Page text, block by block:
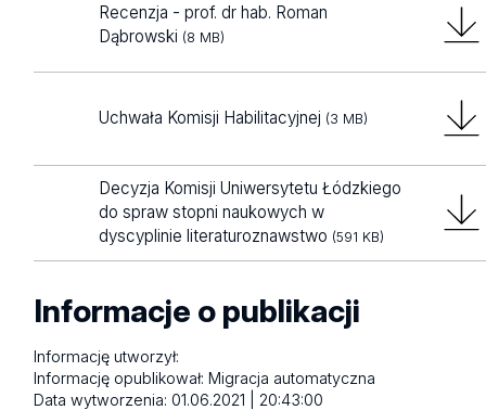
Recenzja - prof. dr hab. Roman
Dąbrowski (8 MB)
Uchwała Komisji Habilitacyjnej (3 MB)
Decyzja Komisji Uniwersytetu Łódzkiego
do spraw stopni naukowych w
dyscyplinie literaturoznawstwo (591 KB)
Informacje o publikacji
Informację utworzył:
Informację opublikował:Migracja automatyczna
Data wytworzenia:01.06.2021 | 20:43:00